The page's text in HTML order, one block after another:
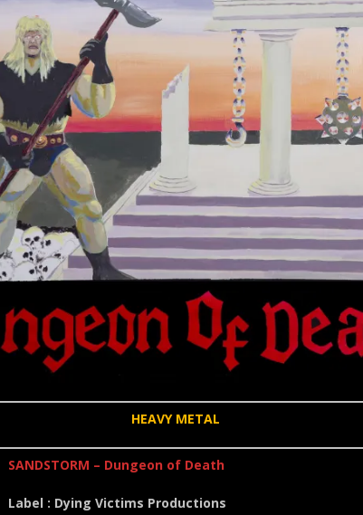
HEAVY METAL
SANDSTORM – Dungeon of Death
Label : Dying Victims Productions